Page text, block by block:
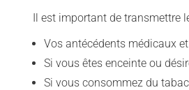
Il est important de transmettre
Vos antécédents médicaux
Si vous êtes enceinte ou
Si vous consommez du